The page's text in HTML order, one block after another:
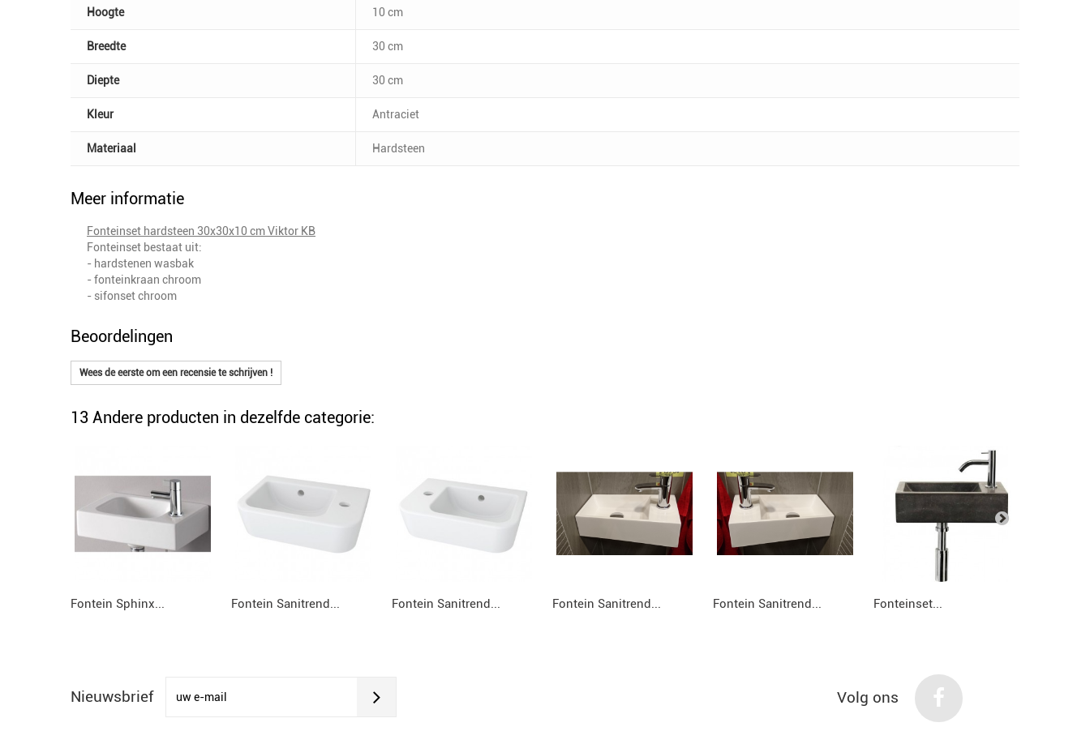
Hoogte 10 cm
Breedte 30 cm
Diepte 30 cm
Kleur Antraciet
Materiaal Hardsteen
Meer informatie
Fonteinset hardsteen 30x30x10 cm Viktor KB
Fonteinset bestaat uit:
- hardstenen wasbak
- fonteinkraan chroom
- sifonset chroom
Beoordelingen
Wees de eerste om een recensie te schrijven !
13 Andere producten in dezelfde categorie:
Fontein Sphinx... Fontein Sanitrend... Fontein Sanitrend... Fontein Sanitrend... Fontein Sanitrend... Fonteinset...
Nieuwsbrief Volg ons